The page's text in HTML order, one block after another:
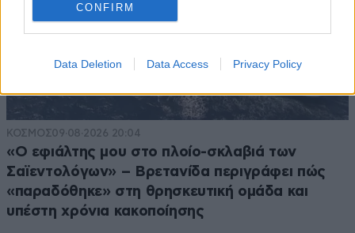
CONFIRM
Data Deletion Data Access Privacy Policy
ΚΟΣΜΟΣ09·08·2026 20:04
«Ο εφιάλτης μου στο πλοίο-σκλαβιά των
Σαϊεντολόγων» – Βρετανίδα περιγράφει πώς
«παραδόθηκε» στη θρησκευτική ομάδα και
υπέστη χρόνια κακοποίησης